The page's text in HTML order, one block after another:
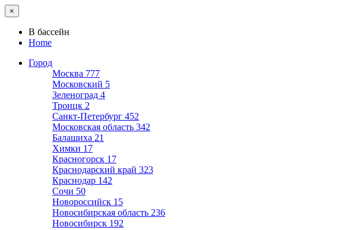
×
В бассейн
Home
Город
Москва 777
Московский 5
Зеленоград 4
Троицк 2
Санкт-Петербург 452
Московская область 342
Балашиха 21
Химки 17
Красногорск 17
Краснодарский край 323
Краснодар 142
Сочи 50
Новороссийск 15
Новосибирская область 236
Новосибирск 192